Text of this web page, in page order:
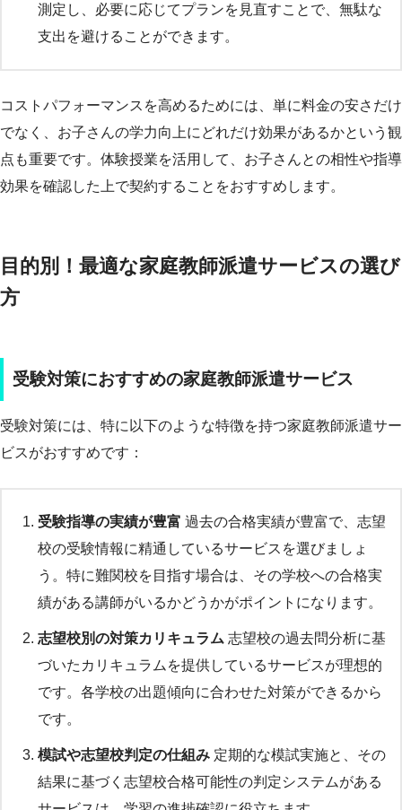
測定し、必要に応じてプランを見直すことで、無駄な
支出を避けることができます。
コストパフォーマンスを高めるためには、単に料金の安さだけ
でなく、お子さんの学力向上にどれだけ効果があるかという観
点も重要です。体験授業を活用して、お子さんとの相性や指導
効果を確認した上で契約することをおすすめします。
目的別！最適な家庭教師派遣サービスの選び
方
受験対策におすすめの家庭教師派遣サービス
受験対策には、特に以下のような特徴を持つ家庭教師派遣サー
ビスがおすすめです：
受験指導の実績が豊富 過去の合格実績が豊富で、志望
校の受験情報に精通しているサービスを選びましょ
う。特に難関校を目指す場合は、その学校への合格実
績がある講師がいるかどうかがポイントになります。
志望校別の対策カリキュラム 志望校の過去問分析に基
づいたカリキュラムを提供しているサービスが理想的
です。各学校の出題傾向に合わせた対策ができるから
です。
模試や志望校判定の仕組み 定期的な模試実施と、その
結果に基づく志望校合格可能性の判定システムがある